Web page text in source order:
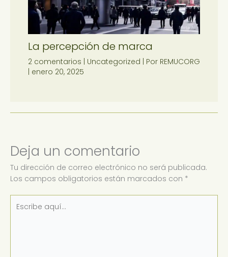
La percepción de marca
2 comentarios Uncategorized | Por REMUCORG
enero 20, 2025
Deja un comentario
Tu dirección de correo electrónico no será publicada.
Los campos obligatorios están marcados con *
aquí...